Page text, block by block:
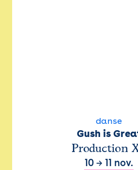
danse
Gush is
Production
10 → 11 nov.